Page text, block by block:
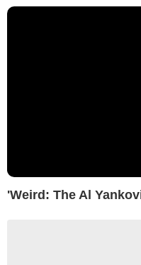
'Weird: The Al